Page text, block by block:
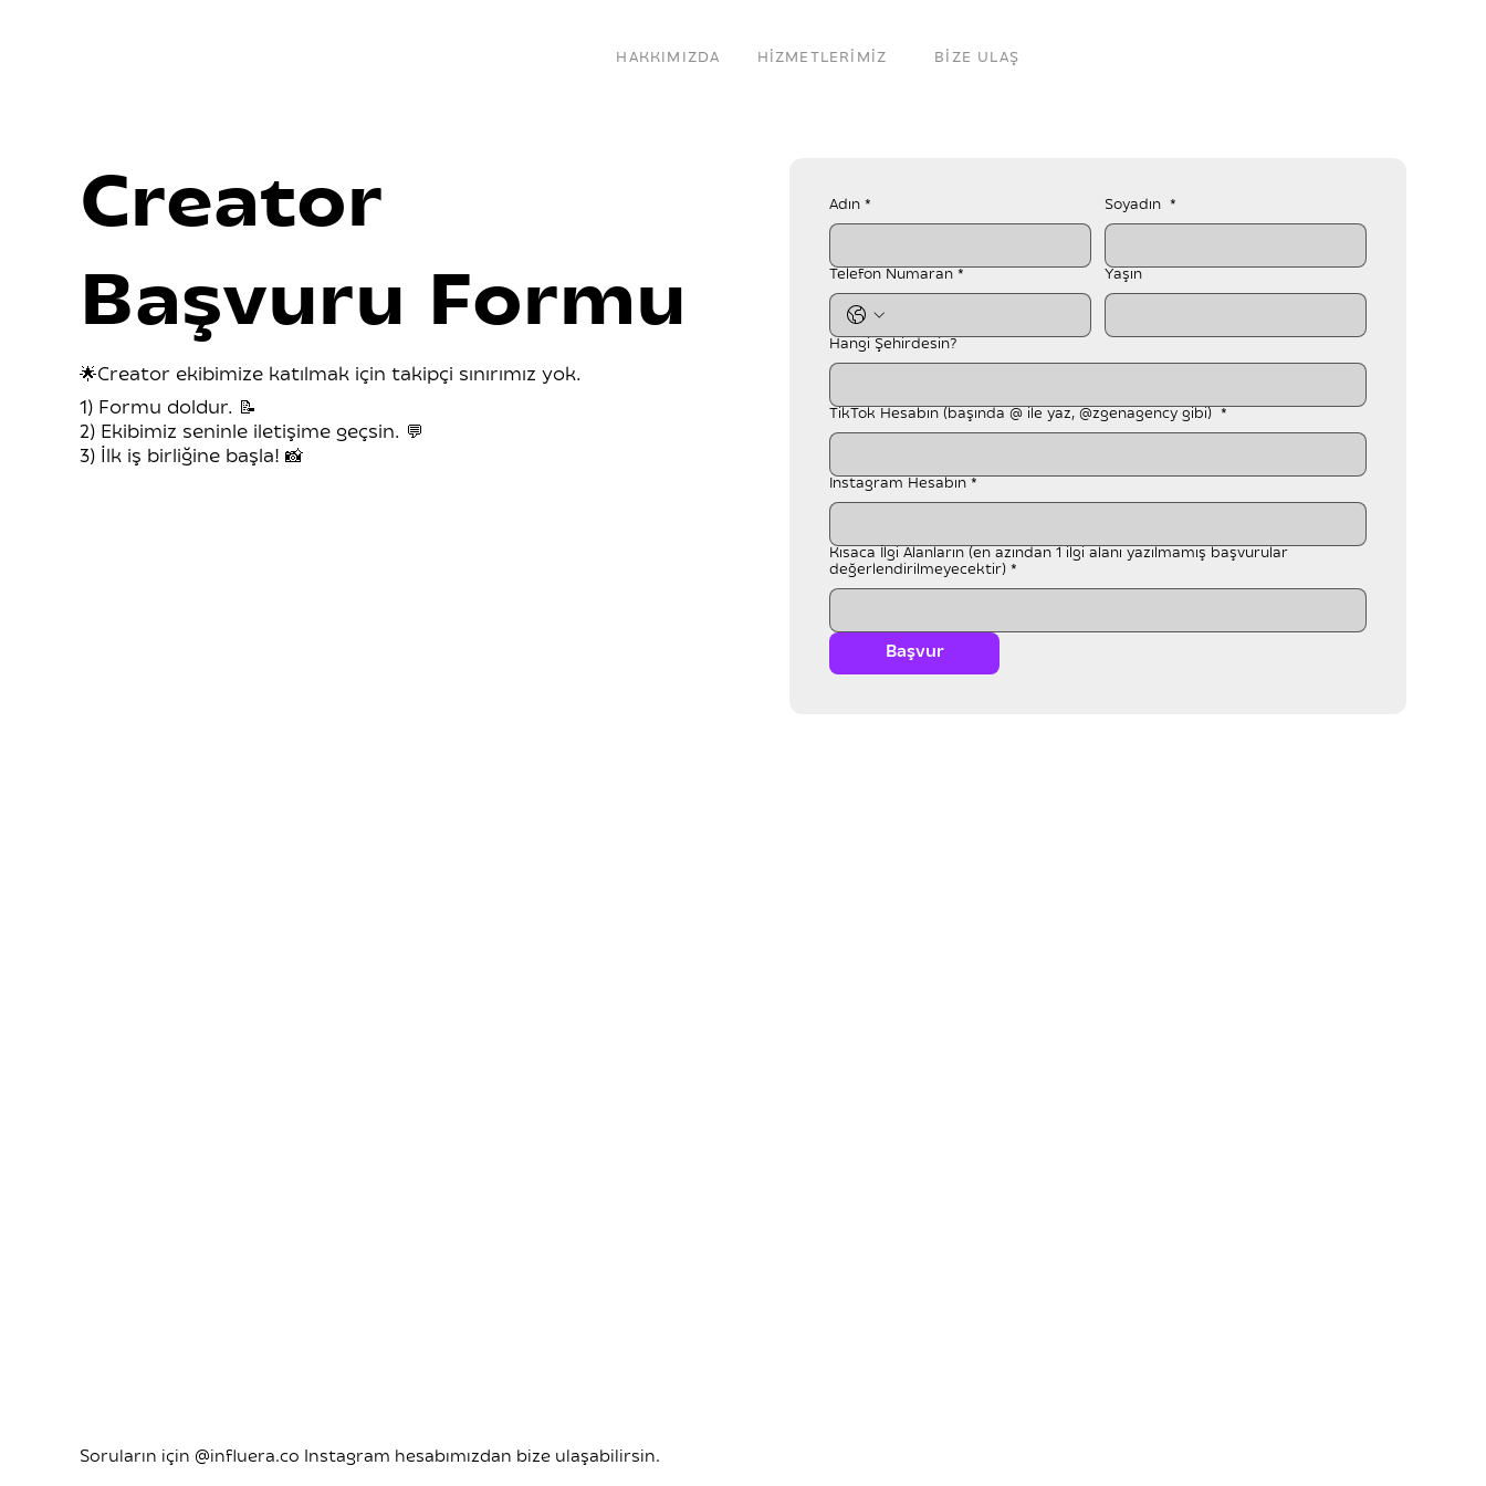
HAKKIMIZDA HİZMETLERİMİZ BİZE ULAŞ
Soruların için @influera.co Instagram hesabımızdan bize ulaşabilirsin.
Creator
Başvuru Formu
🌟Creator ekibimize katılmak için takipçi sınırımız yok.
1) Formu doldur. 📝
2) Ekibimiz seninle iletişime geçsin. 💬
3) İlk iş birliğine başla! 📸
Adın * Soyadın *
Telefon Numaran * Yaşın
Hangi Şehirdesin?
TikTok Hesabın (başında @ ile yaz, @zgenagency gibi) *
Instagram Hesabın *
Kısaca İlgi Alanların (en azından 1 ilgi alanı yazılmamış başvurular
değerlendirilmeyecektir) *
Başvur